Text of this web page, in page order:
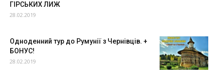
ГІРСЬКИХ ЛИЖ
28.02.2019
Одноденний тур до Румунії з Чернівців. +
БОНУС!
28.02.2019